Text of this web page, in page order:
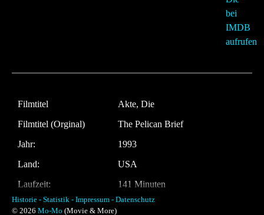
Filmtitel
Akte, Die
Filmtitel (Orginal)
The Pelican Brief
Jahr:
1993
Land:
USA
Laufzeit:
141 Minuten
Regie
Alan J. Pakula
Historie - Statistik - Impressum - Datenschutz
© 2026 Mo-Mo (Movie & More)